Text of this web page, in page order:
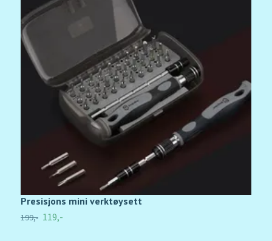
Presisjons mini verktøysett
199,- 119,-